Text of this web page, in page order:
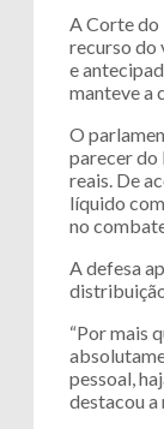
A Corte do
recurso do
e
manteve a
O
parecer do
reais. De
líquido
no
A defesa
“Por mais
pessoal,
destacou a